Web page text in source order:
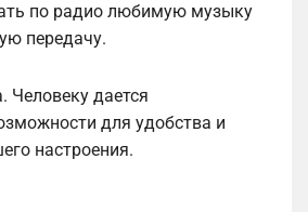
по радио любимую музыку
передачу.
Человеку дается
для удобства и
настроения.